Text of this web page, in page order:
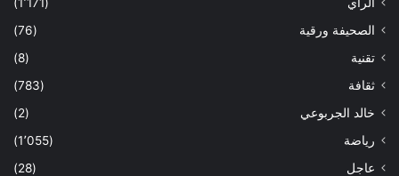
الصحيفة ورقية
(76)
تقنية
(8)
ثقافة
(783)
خالد الجربوعي
(2)
رياضة
(1٬055)
عاجل
(28)